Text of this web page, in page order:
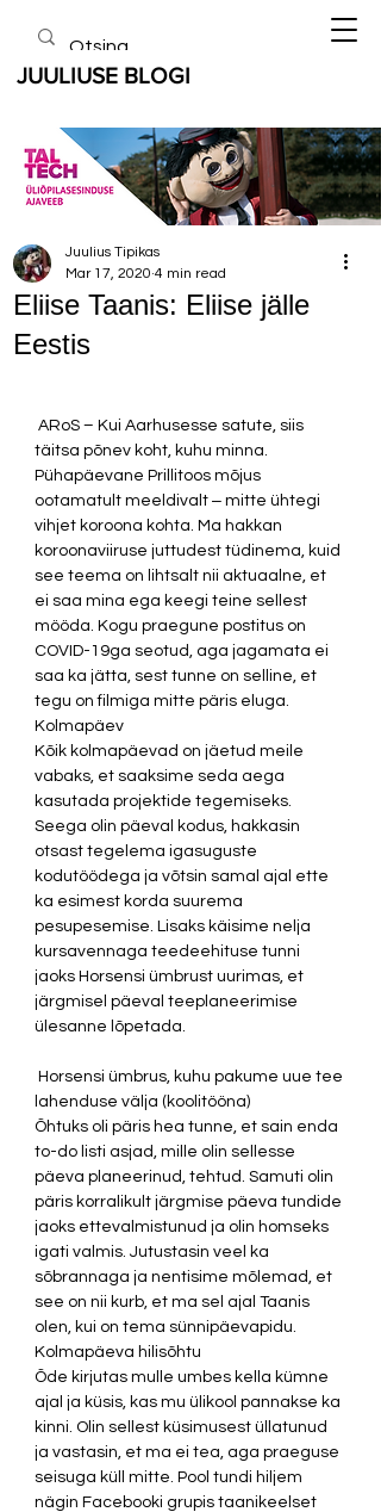
JUULIUSE BLOGI
Eliise Taanis: Eliise jälle
Eestis
Juulius Tipikas
Mar 17, 2020 4 min read
täitsa põnev koht, kuhu minna.
Pühapäevane Prillitoos mõjus
ootamatult meeldivalt ‒ mitte ühtegi
vihjet koroona kohta. Ma hakkan
koroonaviiruse juttudest tüdinema, kuid
see teema on lihtsalt nii aktuaalne, et
ei saa mina ega keegi teine sellest
mööda. Kogu praegune postitus on
COVID-19ga seotud, aga jagamata ei
saa ka jätta, sest tunne on selline, et
tegu on filmiga mitte päris eluga.
Kolmapäev
Kõik kolmapäevad on jäetud meile
vabaks, et saaksime seda aega
kasutada projektide tegemiseks.
Seega olin päeval kodus, hakkasin
otsast tegelema igasuguste
kodutöödega ja võtsin samal ajal ette
ka esimest korda suurema
pesupesemise. Lisaks käisime nelja
kursavennaga teedeehituse tunni
jaoks Horsensi ümbrust uurimas, et
järgmisel päeval teeplaneerimise
ülesanne lõpetada.
lahenduse välja (koolitööna)
Õhtuks oli päris hea tunne, et sain enda
to-do listi asjad, mille olin sellesse
päeva planeerinud, tehtud. Samuti olin
päris korralikult järgmise päeva tundide
jaoks ettevalmistunud ja olin homseks
igati valmis. Jutustasin veel ka
sõbrannaga ja nentisime mõlemad, et
see on nii kurb, et ma sel ajal Taanis
olen, kui on tema sünnipäevapidu.
Kolmapäeva hilisõhtu
Õde kirjutas mulle umbes kella kümne
ajal ja küsis, kas mu ülikool pannakse ka
kinni. Olin sellest küsimusest üllatunud
ja vastasin, et ma ei tea, aga praeguse
seisuga küll mitte. Pool tundi hiljem
nägin Facebooki grupis taanikeelset